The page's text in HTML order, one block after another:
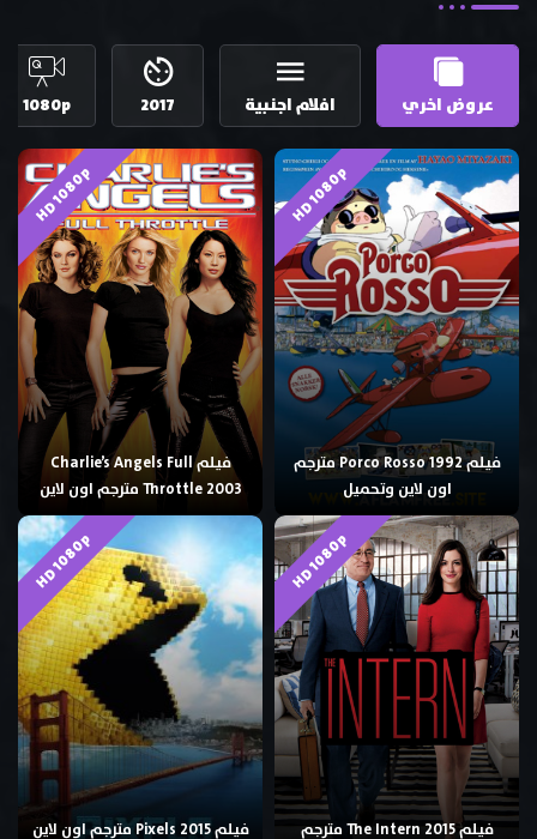
عروض اخري افلام اجنبية 2017
1080p
HD 1080p
فيلم Porco Rosso 1992 مترجم
اون لاين وتحميل
HD 1080p
فيلم Charlie’s Angels Full
Throttle 2003 مترجم اون لاين
HD 1080p
فيلم The Intern 2015 مترجم
HD 1080p
فيلم Pixels 2015 مترجم اون لاين